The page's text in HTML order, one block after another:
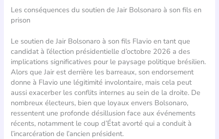
Les conséquences du soutien de Jair Bolsonaro à son fils en
prison
Le soutien de Jair Bolsonaro à son fils Flavio en tant que
candidat à l’élection présidentielle d’octobre 2026 a des
implications significatives pour le paysage politique brésilien.
Alors que Jair est derrière les barreaux, son endorsement
donne à Flavio une légitimité involontaire, mais cela peut
aussi exacerber les conflits internes au sein de la droite. De
nombreux électeurs, bien que loyaux envers Bolsonaro,
ressentent une profonde désillusion face aux événements
récents, notamment le coup d’État avorté qui a conduit à
l’incarcération de l’ancien président.